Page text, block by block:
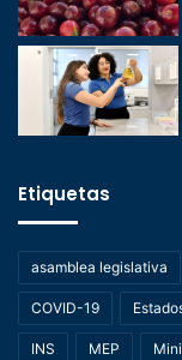
Etiquetas
asamblea legislativa
COVID-19
INS MEP